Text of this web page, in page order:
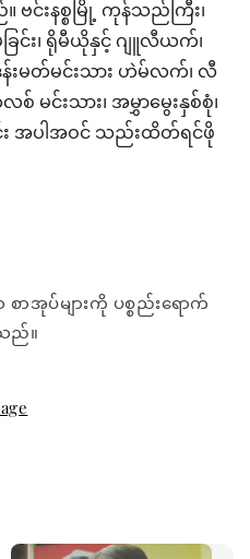
။ ဗင်းနစ္စမြို့ ကုန်သည်ကြီး၊
ြင်း၊ ရိုမီယိုနှင့် ဂျူလီယက်၊
းမတ်မင်းသား ဟဲမ်လက်၊ လီ
မင်းသား၊ အမွှာမွေးနှစ်စုံ၊
း အပါအဝင် သည်းထိတ်ရင်ဖို
ာအုပ်များကို ပစ္စည်းရောက်
သည်။